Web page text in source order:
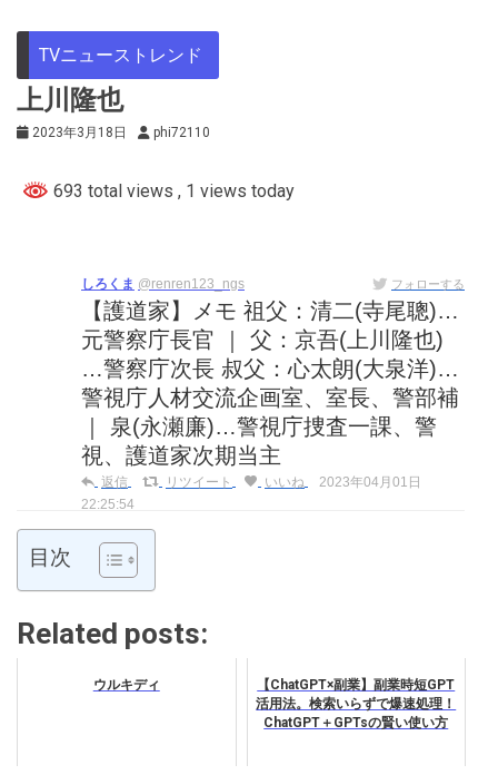
TVニューストレンド
上川隆也
2023年3月18日 phi72110
693 total views , 1 views today
しろくま @renren123_ngs フォローする
【護道家】メモ 祖父：清二(寺尾聰)…
元警察庁長官 ｜ 父：京吾(上川隆也)
…警察庁次長 叔父：心太朗(大泉洋)…
警視庁人材交流企画室、室長、警部補
｜ 泉(永瀬廉)…警視庁捜査一課、警
視、護道家次期当主
返信 リツイート いいね
2023年04月01日
22:25:54
目次
Related posts:
ウルキディ
【ChatGPT×副業】副業時短GPT
活用法。検索いらずで爆速処理！
ChatGPT＋GPTsの賢い使い方